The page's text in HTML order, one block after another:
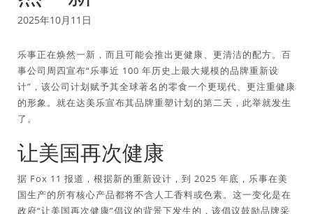
2025年10月11日
乐事正在焕然一新，而且可能会推出更健康、更清洁的配方。百
事公司周四宣布“乐事近 100 年历史上最大规模的品牌重新设
计”，该公司计划赋予其全球著名的零食一个更现代、更注重健康
的形象。就在达美乐宣布其品牌重塑计划的第二天，此举就发生
了。
让美国再次健康
据 Fox 11 报道，根据新的重新设计，到 2025 年底，乐事在美
国生产的所有核心产品都将不含人工香料或色素。这一变化是在
政府“让美国再次健康”倡议的背景下发生的，该倡议鼓励品牌采